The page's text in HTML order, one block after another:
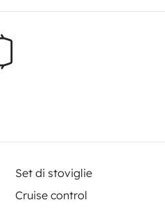
Set di stoviglie
Cruise control